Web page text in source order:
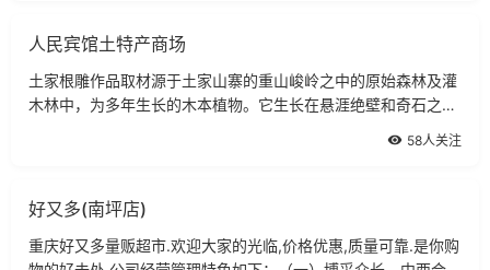
人民宾馆土特产商场
土家根雕作品取材源于土家山寨的重山峻岭之中的原始森林及灌
木林中，为多年生长的木本植物。它生长在悬涯绝壁和奇石之
58人关注
好又多(南坪店)
重庆好又多量贩超市.欢迎大家的光临,价格优惠,质量可靠.是你购